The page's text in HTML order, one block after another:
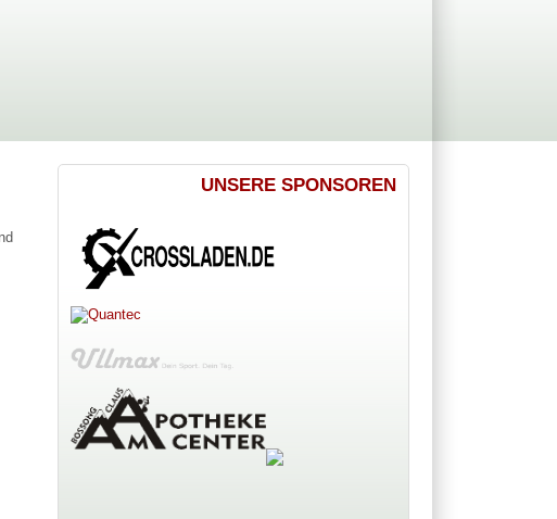
UNSERE SPONSOREN